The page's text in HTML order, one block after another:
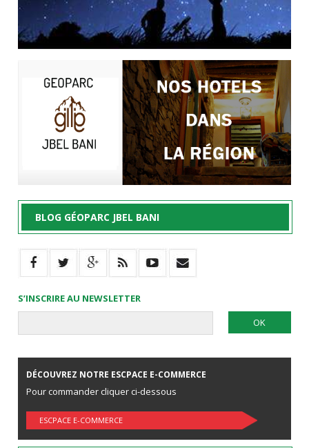
BLOG GÉOPARC JBEL BANI
S’INSCRIRE AU NEWSLETTER
DÉCOUVREZ NOTRE ESCPACE E-COMMERCE
Pour commander cliquer ci-dessous
ESCPACE E-COMMERCE